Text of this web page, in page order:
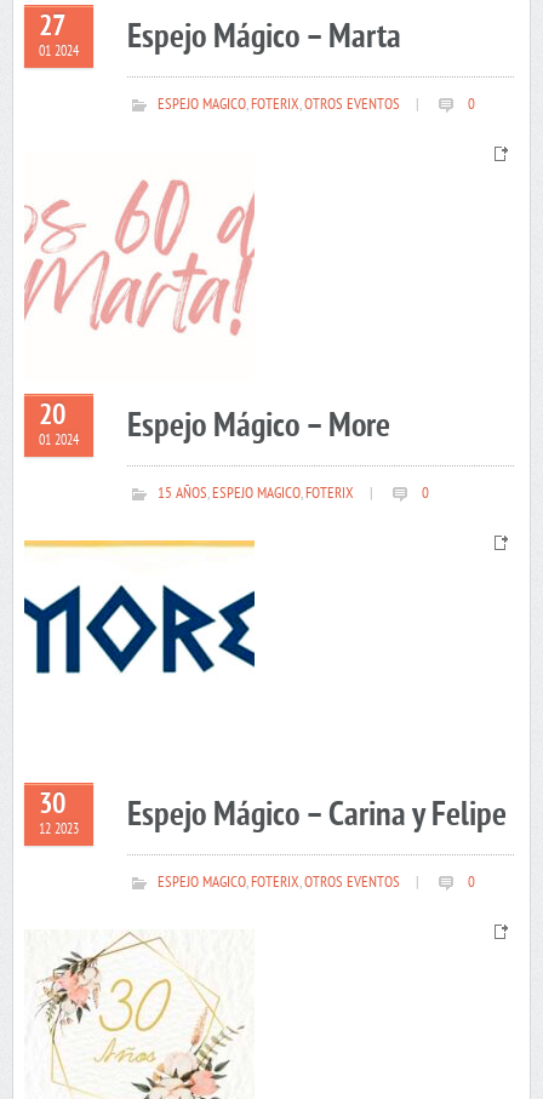
27
01 2024 Espejo Mágico – Marta
ESPEJO MAGICO,FOTERIX,OTROS EVENTOS 0
20
01 2024 Espejo Mágico – More
15 AÑOS,ESPEJO MAGICO,FOTERIX 0
30
12 2023 Espejo Mágico – Carina y Felipe
ESPEJO MAGICO,FOTERIX,OTROS EVENTOS 0